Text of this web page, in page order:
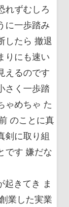
れずむしろ
に一歩踏み
したら 撤退
りにも速い
えるのです
さく一歩踏
ゃめちゃ た
のことに真
剣に取り組
です 嫌だな
起きてき ま
業した実業